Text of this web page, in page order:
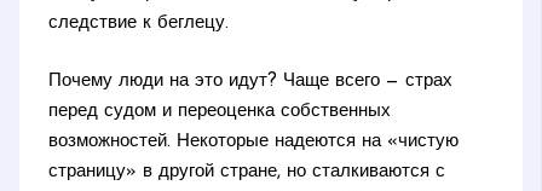
следствие к беглецу.
Почему люди на это идут? Чаще всего — страх
перед судом и переоценка собственных
возможностей. Некоторые надеются на «чистую
страницу» в другой стране, но сталкиваются с